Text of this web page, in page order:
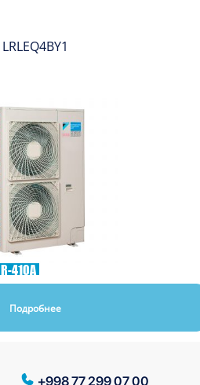
LRLEQ4BY1
R-410A
Подробнее
+998 77 299 07 00